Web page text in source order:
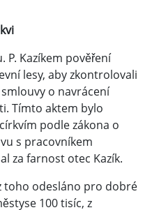
Kazíkem pověření
lesy, aby zkontrolovali
o navrácení
Tímto aktem bylo
podle zákona o
s pracovníkem
za farnost otec Kazík.
toho odesláno pro dobré
100 tisíc, z